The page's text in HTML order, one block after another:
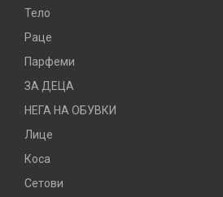
Тело
Раце
Парфеми
ЗА ДЕЦА
НЕГА НА ОБУВКИ
Лице
Коса
Сетови